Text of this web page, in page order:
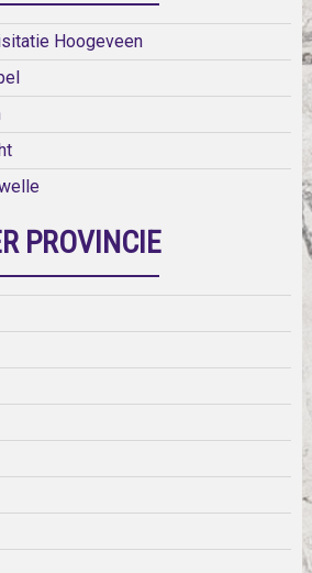
Hoogeveen
PROVINCIE